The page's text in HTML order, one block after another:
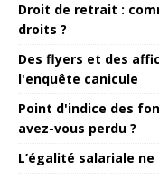
Droit de retrait :
droits ?
Des flyers et des
l'enquête canicule
Point d'indice des
avez-vous perdu ?
L’égalité salariale